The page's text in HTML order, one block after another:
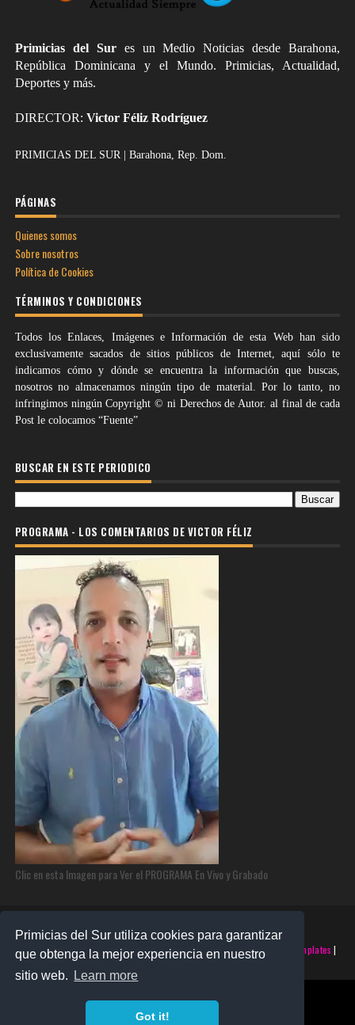
Primicias del Sur utiliza cookies para garantizar
que obtenga la mejor experiencia en nuestro
sitio web.
Learn more
Got it!
Primicias del Sures un Medio Noticias desde Barahona,
República Dominicana y el Mundo. Primicias, Actualidad,
Deportes y más.
DIRECTOR: Victor Féliz Rodríguez
PRIMICIAS DEL SUR | Barahona, Rep. Dom.
PÁGINAS
Quienes somos
Sobre nosotros
Política de Cookies
TÉRMINOS Y CONDICIONES
Todos los Enlaces, Imágenes e Información de esta Web han sido
exclusivamente sacados de sitios públicos de Internet, aquí sólo te
indicamos cómo y dónde se encuentra la información que buscas,
nosotros no almacenamos ningún tipo de material. Por lo tanto, no
infringimos ningún Copyright © ni Derechos de Autor. al final de cada
Post le colocamos “Fuente”
BUSCAR EN ESTE PERIODICO
PROGRAMA - LOS COMENTARIOS DE VICTOR FÉLIZ
Clic en esta Imagen para Ver el PROGRAMA En Vivo y Grabado
©2025 PRIMICIAS DEL SUR | Derechos Reservados | Creado con SoraTemplates |
Realizado porSANTO MONTERO